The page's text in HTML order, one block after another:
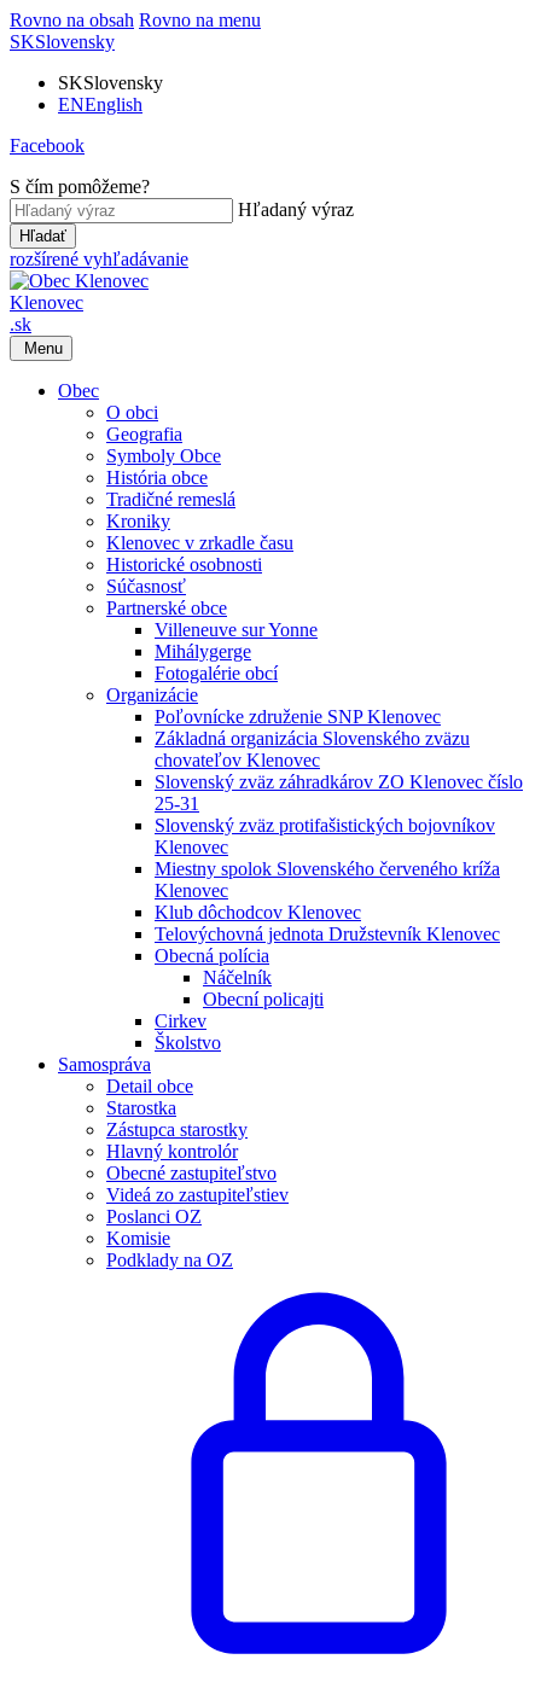
Rovno na obsah Rovno na menu
SKSlovensky
SKSlovensky
ENEnglish
Facebook
S čím pomôžeme?
Hľadaný výraz
Hľadať
rozšírené vyhľadávanie
Klenovec
.sk
Menu
Obec
O obci
Geografia
Symboly Obce
História obce
Tradičné remeslá
Kroniky
Klenovec v zrkadle času
Historické osobnosti
Súčasnosť
Partnerské obce
Villeneuve sur Yonne
Mihálygerge
Fotogalérie obcí
Organizácie
Poľovnícke združenie SNP Klenovec
Základná organizácia Slovenského zväzu
chovateľov Klenovec
Slovenský zväz záhradkárov ZO Klenovec číslo
25-31
Slovenský zväz protifašistických bojovníkov
Klenovec
Miestny spolok Slovenského červeného kríža
Klenovec
Klub dôchodcov Klenovec
Telovýchovná jednota Družstevník Klenovec
Obecná polícia
Náčelník
Obecní policajti
Cirkev
Školstvo
Samospráva
Detail obce
Starostka
Zástupca starostky
Hlavný kontrolór
Obecné zastupiteľstvo
Videá zo zastupiteľstiev
Poslanci OZ
Komisie
Podklady na OZ